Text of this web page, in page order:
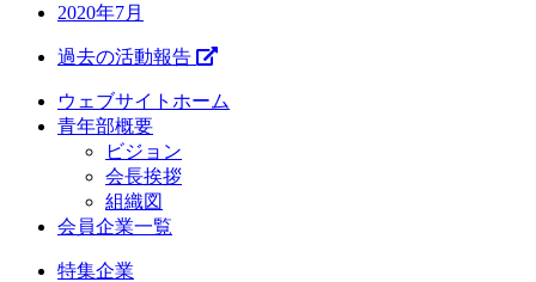
2020年7月
過去の活動報告
ウェブサイトホーム
青年部概要
ビジョン
会長挨拶
組織図
会員企業一覧
特集企業